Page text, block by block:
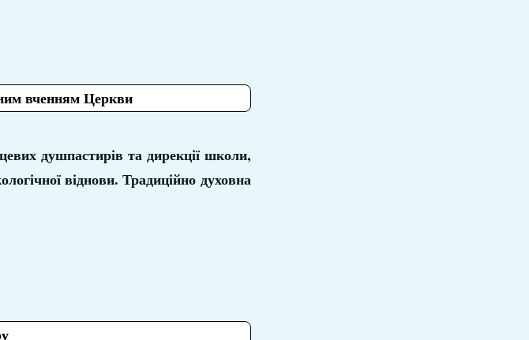
вченням Церкви
душпастирів та дирекції школи,
віднови. Традиційно духовна